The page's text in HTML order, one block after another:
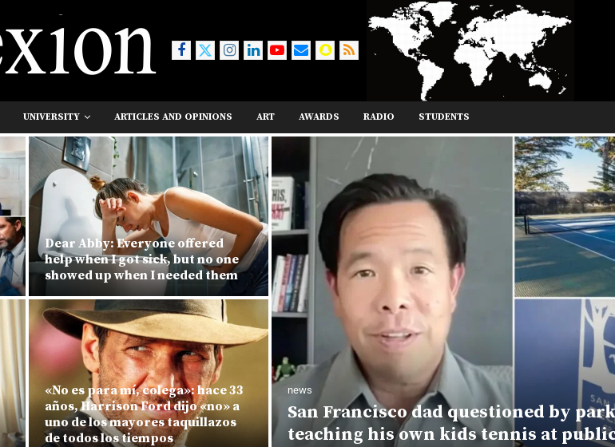
UNIVERSITY ARTICLES AND OPINIONS ART AWARDS RADIO STUDENTS
Dear Abby: Everyone offered
help when I got sick, but no one
showed up when I needed them
«No es para mí, colega»: hace 33
años, Harrison Ford dijo «no» a
uno de los mayores taquillazos
de todos los tiempos
news
San Francisco dad questioned by
teaching his own kids tennis at